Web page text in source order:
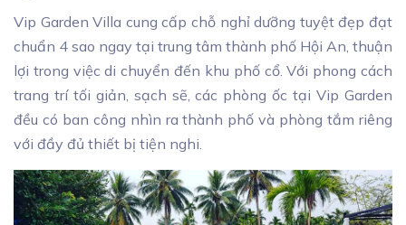
Vip Garden Villa cung cấp chỗ nghỉ dưỡng tuyệt đẹp đạt
chuẩn 4 sao ngay tại trung tâm thành phố Hội An, thuận
lợi trong việc di chuyển đến khu phố cổ. Với phong cách
trang trí tối giản, sạch sẽ, các phòng ốc tại Vip Garden
đều có ban công nhìn ra thành phố và phòng tắm riêng
với đầy đủ thiết bị tiện nghi.